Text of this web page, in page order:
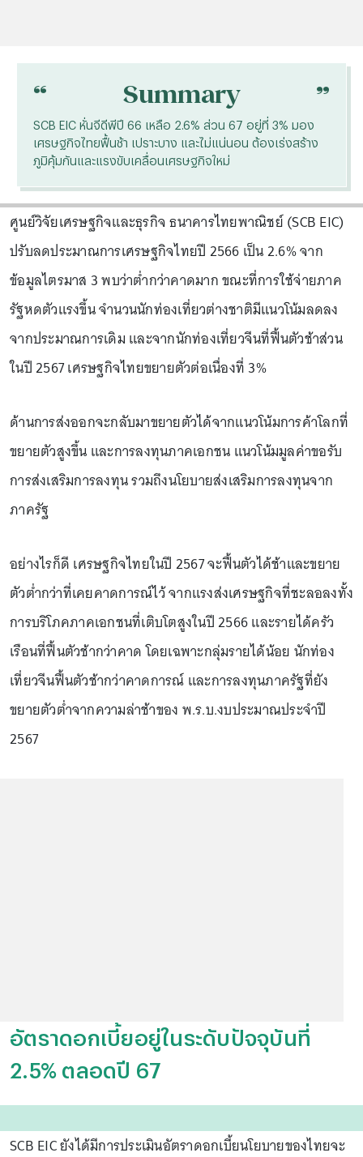
“ Summary “
SCB EIC หั่นจีดีพีปี 66 เหลือ 2.6% ส่วน 67 อยู่ที่ 3% มอง
เศรษฐกิจไทยฟื้นช้า เปราะบาง และไม่แน่นอน ต้องเร่งสร้าง
ภูมิคุ้มกันและแรงขับเคลื่อนเศรษฐกิจใหม่
ศูนย์วิจัยเศรษฐกิจและธุรกิจ ธนาคารไทยพาณิชย์ (SCB EIC)
ปรับลดประมาณการเศรษฐกิจไทยปี 2566 เป็น 2.6% จาก
ข้อมูลไตรมาส 3 พบว่าต่ำกว่าคาดมาก ขณะที่การใช้จ่ายภาค
รัฐหดตัวแรงขึ้น จำนวนนักท่องเที่ยวต่างชาติมีแนวโน้มลดลง
จากประมาณการเดิม และจากนักท่องเที่ยวจีนที่ฟื้นตัวช้าส่วน
ในปี 2567 เศรษฐกิจไทยขยายตัวต่อเนื่องที่ 3%
ด้านการส่งออกจะกลับมาขยายตัวได้จากแนวโน้มการค้าโลกที่
ขยายตัวสูงขึ้น และการลงทุนภาคเอกชน แนวโน้มมูลค่าขอรับ
การส่งเสริมการลงทุน รวมถึงนโยบายส่งเสริมการลงทุนจาก
ภาครัฐ
อย่างไรก็ดี เศรษฐกิจไทยในปี 2567 จะฟื้นตัวได้ช้าและขยาย
ตัวต่ำกว่าที่เคยคาดการณ์ไว้ จากแรงส่งเศรษฐกิจที่ชะลอลงทั้ง
การบริโภคภาคเอกชนที่เติบโตสูงในปี 2566 และรายได้ครัว
เรือนที่ฟื้นตัวช้ากว่าคาด โดยเฉพาะกลุ่มรายได้น้อย นักท่อง
เที่ยวจีนฟื้นตัวช้ากว่าคาดการณ์ และการลงทุนภาครัฐที่ยัง
ขยายตัวต่ำจากความล่าช้าของ พ.ร.บ.งบประมาณประจำปี
2567
อัตราดอกเบี้ยอยู่ในระดับปัจจุบันที่
2.5% ตลอดปี 67
SCB EIC ยังได้มีการประเมินอัตราดอกเบี้ยนโยบายของไทยจะ